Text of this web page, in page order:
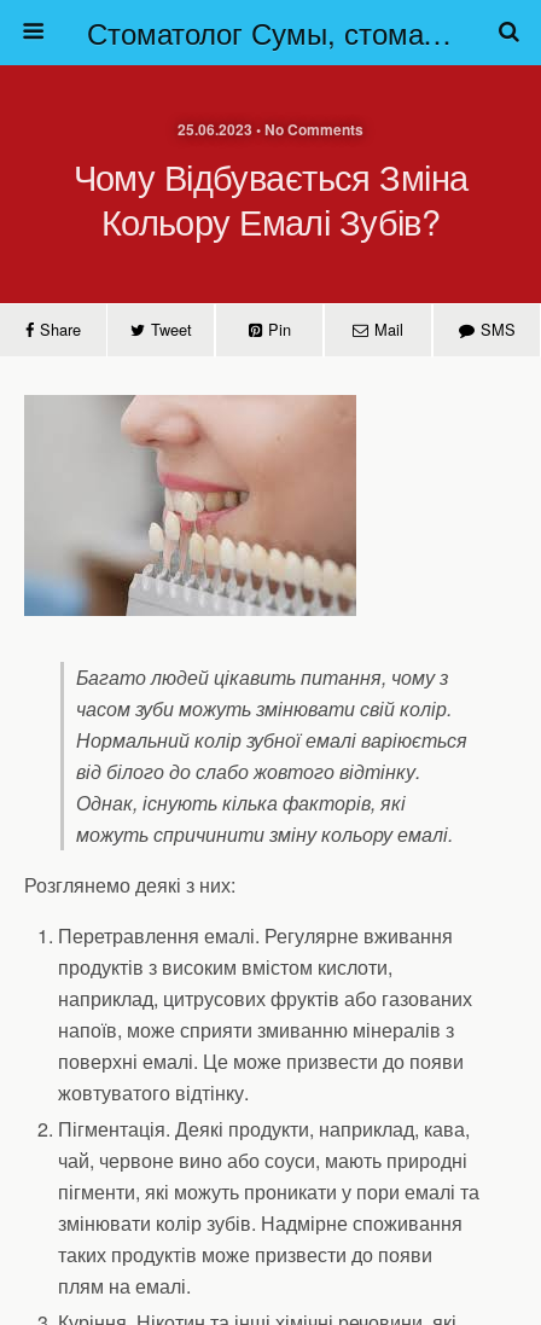
Стоматолог Сумы, стоматологические клиники Сумы, детская стоматология в Сумах. | Частная стоматология Сумы
25.06.2023 • No Comments
Чому Відбувається Зміна
Кольору Емалі Зубів?
Share Tweet Pin Mail SMS
Багато людей цікавить питання, чому з
часом зуби можуть змінювати свій колір.
Нормальний колір зубної емалі варіюється
від білого до слабо жовтого відтінку.
Однак, існують кілька факторів, які
можуть спричинити зміну кольору емалі.
Розглянемо деякі з них:
Перетравлення емалі. Регулярне вживання
продуктів з високим вмістом кислоти,
наприклад, цитрусових фруктів або газованих
напоїв, може сприяти змиванню мінералів з
поверхні емалі. Це може призвести до появи
жовтуватого відтінку.
Пігментація. Деякі продукти, наприклад, кава,
чай, червоне вино або соуси, мають природні
пігменти, які можуть проникати у пори емалі та
змінювати колір зубів. Надмірне споживання
таких продуктів може призвести до появи
плям на емалі.